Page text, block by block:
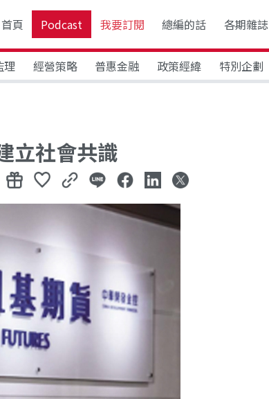
首頁 Podcast 我要訂閱 總編的話 各期雜誌
理 經營策略 普惠金融 政策經緯 特別企劃
立社會共識